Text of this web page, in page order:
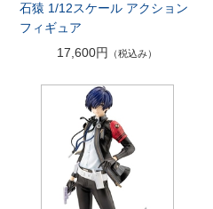
石猿 1/12スケール アクション
フィギュア
17,600円
（税込み）